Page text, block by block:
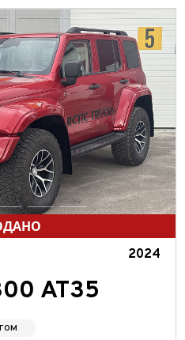
Год выпуска
Марка
Модель
2024
AT35